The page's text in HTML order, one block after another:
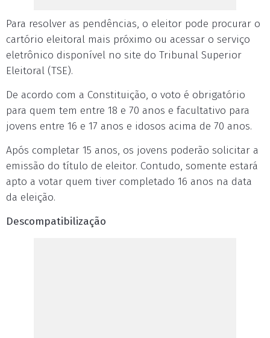
Para resolver as pendências, o eleitor pode procurar o
cartório eleitoral mais próximo ou acessar o serviço
eletrônico disponível no site do Tribunal Superior
Eleitoral (TSE).
De acordo com a Constituição, o voto é obrigatório
para quem tem entre 18 e 70 anos e facultativo para
jovens entre 16 e 17 anos e idosos acima de 70 anos.
Após completar 15 anos, os jovens poderão solicitar a
emissão do título de eleitor. Contudo, somente estará
apto a votar quem tiver completado 16 anos na data
da eleição.
Descompatibilização